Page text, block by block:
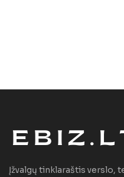
Įžvalgų tinklaraštis verslo,